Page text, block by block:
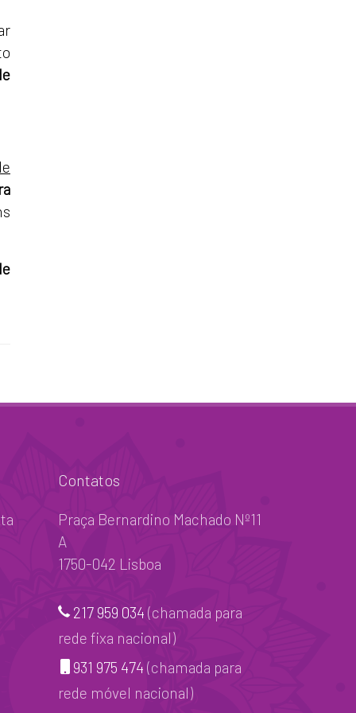
Contatos
Praça Bernardino Machado Nº11
A
1750-042 Lisboa
217 959 034 (chamada para
rede fixa nacional)
931 975 474 (chamada para
rede móvel nacional)